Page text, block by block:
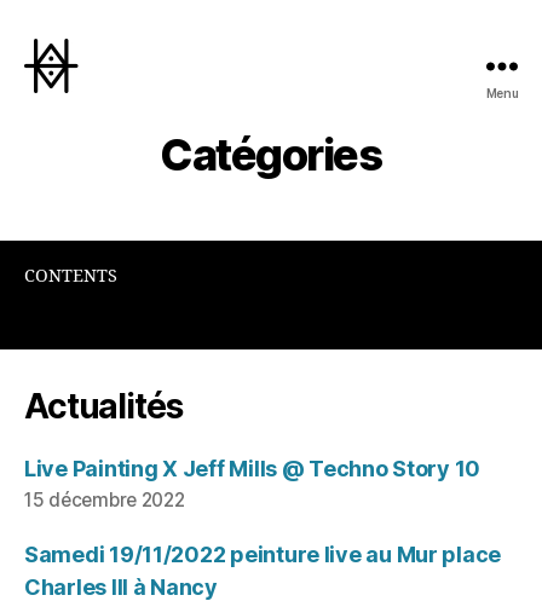
Menu
Catégories
CONTENTS
Actualités
Live Painting X Jeff Mills @ Techno Story 10
15 décembre 2022
Samedi 19/11/2022 peinture live au Mur place
Charles III à Nancy